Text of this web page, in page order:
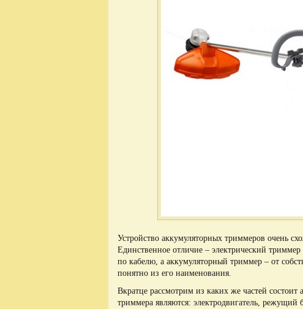
Устройство аккумуляторных триммеров очень
Единственное отличие – электрический триммер
по кабелю, а аккумуляторный триммер – от
понятно из его наименования.
Вкратце рассмотрим из каких же частей
триммера являются: электродвигатель,